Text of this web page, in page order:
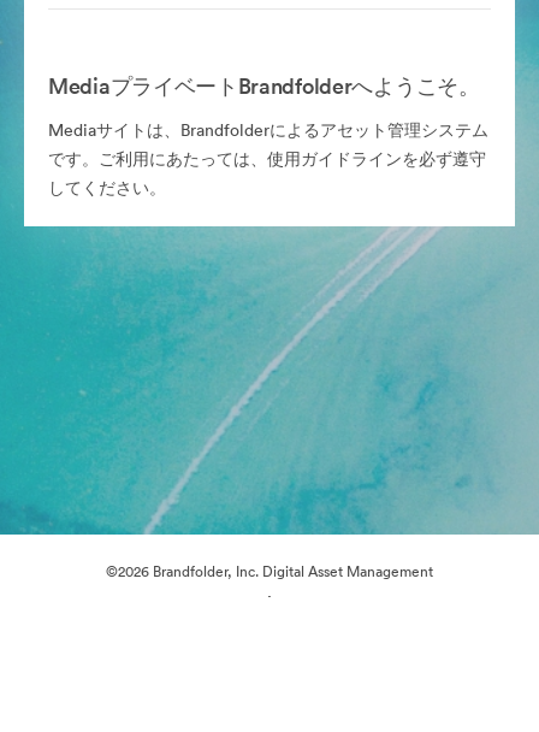
MediaプライベートBrandfolderへようこそ。
Mediaサイトは、Brandfolderによるアセット管理システム
です。ご利用にあたっては、使用ガイドラインを必ず遵守
してください。
©2026 Brandfolder, Inc. Digital Asset Management
·